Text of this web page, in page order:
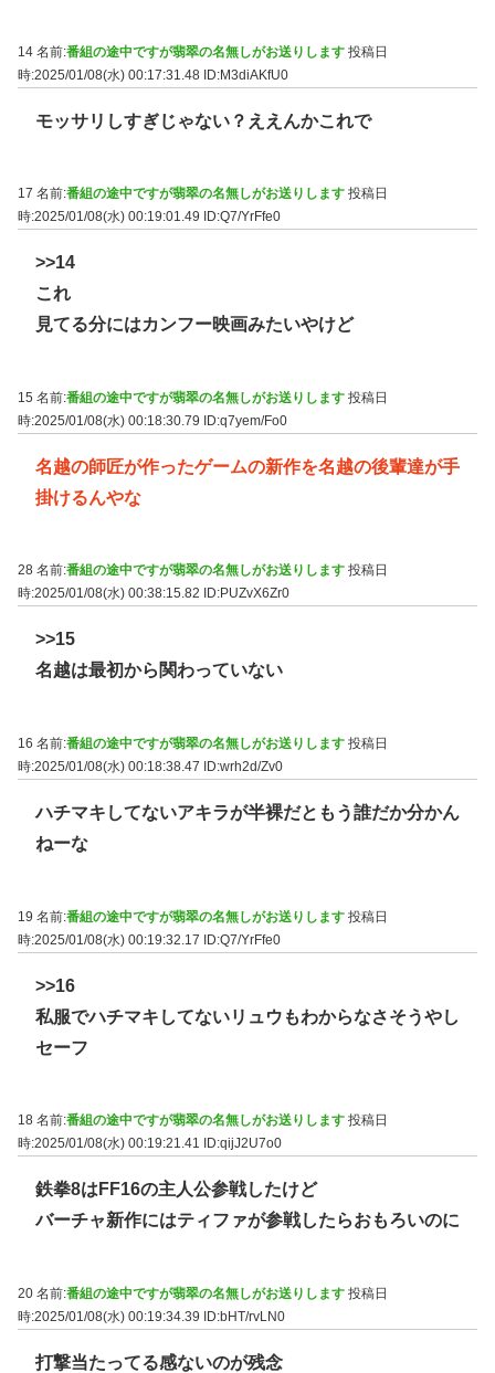
14 名前:番組の途中ですが翡翠の名無しがお送りします 投稿日
時:2025/01/08(水) 00:17:31.48 ID:M3diAKfU0
モッサリしすぎじゃない？ええんかこれで
17 名前:番組の途中ですが翡翠の名無しがお送りします 投稿日
時:2025/01/08(水) 00:19:01.49
ID:Q7/YrFfe0
>>14
これ
見てる分にはカンフー映画みたいやけど
15 名前:番組の途中ですが翡翠の名無しがお送りします 投稿日
時:2025/01/08(水) 00:18:30.79 ID:q7yem/Fo0
名越の師匠が作ったゲームの新作を名越の後輩達が手
掛けるんやな
28 名前:番組の途中ですが翡翠の名無しがお送りします 投稿日
時:2025/01/08(水) 00:38:15.82
ID:PUZvX6Zr0
>>15
名越は最初から関わっていない
16 名前:番組の途中ですが翡翠の名無しがお送りします 投稿日
時:2025/01/08(水) 00:18:38.47
ID:wrh2d/Zv0
ハチマキしてないアキラが半裸だともう誰だか分かん
ねーな
19 名前:番組の途中ですが翡翠の名無しがお送りします 投稿日
時:2025/01/08(水) 00:19:32.17 ID:Q7/YrFfe0
>>16
私服でハチマキしてないリュウもわからなさそうやし
セーフ
18 名前:番組の途中ですが翡翠の名無しがお送りします 投稿日
時:2025/01/08(水) 00:19:21.41
ID:qijJ2U7o0
鉄拳8はFF16の主人公参戦したけど
バーチャ新作にはティファが参戦したらおもろいのに
20 名前:番組の途中ですが翡翠の名無しがお送りします 投稿日
時:2025/01/08(水) 00:19:34.39 ID:bHT/rvLN0
打撃当たってる感ないのが残念